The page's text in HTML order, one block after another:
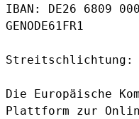
IBAN: DE26 6809
GENODE61FR1
Streitschlichtung:
Die Europäische
Plattform zur